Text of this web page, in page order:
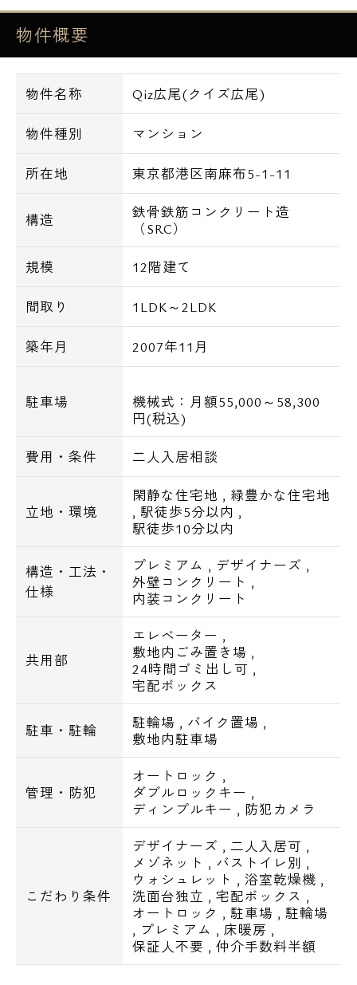
【設備一覧】
オートロック､宅配BOX
TVモニター付インターホン､システムキッチ
ン､床暖房､洗濯乾燥機､独立洗面化粧台､追い
炊き機能付き､ウォシュレット､CS､スカパー
光
駐車場：月額55,000～58,300円(税込)
【交通アクセス一覧】
・東京メトロ日比谷線 広尾駅徒歩４分
・東京メトロ日比谷線 六本木駅徒歩１６分
・都営大江戸線 六本木駅徒歩１７分
【周辺環境一覧】
○ショッピングセンター
広尾プラザ・・539m
ザ・ガーデン自由が丘広尾店・・179m
ナショナル麻布・・411m
成城石井西麻布店・・468m
○コンビニ
ファミリーマート南麻布五丁目店・・70m
セブンイレブン港区西麻布3丁目店・・246m
○ドラッグストア
ドラッグ・オゾン広尾店・・484m
ヒノミ薬局広尾2号店・・530m
どらっぐぱぱす広尾店・・562m
物件概要
物件名称 Qiz広尾(クイズ広尾)
物件種別 マンション
所在地 東京都港区南麻布5-1-11
構造
鉄骨鉄筋コンクリート造
（SRC）
規模 12階建て
間取り 1LDK～2LDK
築年月 2007年11月
駐車場
機械式：月額55,000～58,300
円(税込)
費用・条件 二人入居相談
立地・環境
閑静な住宅地 , 緑豊かな住宅地
, 駅徒歩5分以内 ,
駅徒歩10分以内
構造・工法・
仕様
プレミアム , デザイナーズ ,
外壁コンクリート ,
内装コンクリート
共用部
エレベーター ,
敷地内ごみ置き場 ,
24時間ゴミ出し可 ,
宅配ボックス
駐車・駐輪 駐輪場 , バイク置場 ,
敷地内駐車場
管理・防犯
オートロック ,
ダブルロックキー ,
ディンプルキー , 防犯カメラ
こだわり条件
デザイナーズ , 二人入居可 ,
メゾネット , バストイレ別 ,
ウォシュレット , 浴室乾燥機 ,
洗面台独立 ,宅配ボックス ,
オートロック , 駐車場 , 駐輪場
, プレミアム , 床暖房 ,
保証人不要 ,仲介手数料半額
電話でお問い合わせ
0120-500-529
営業時間 10：00～18：00
メールでお問い合わせ
お問い合わせ